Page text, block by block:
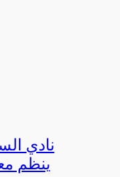
نادي
ينظم